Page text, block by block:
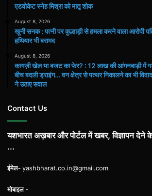
एडवोकेट स्नेह मिश्रा को मातृ शोक
August 8, 2026
खूनी सनक : पत्नी पर कुल्हाड़ी से हमला करने वाला आरोपी
हथियार भी बरामद
August 8, 2026
कागज़ी खेल या बजट का फेर? : 12 लाख की आंगनबाड़ी में
बीच बदली ड्राइंग… वन क्षेत्र से पत्थर निकालने का भी विवाद,
ने उठाए सवाल
Contact Us
यशभारत अख़बार और पोर्टल में खबर, विज्ञापन देने
...
ईमेल-yashbharat.co.in@gmail.com
मोबाइल -